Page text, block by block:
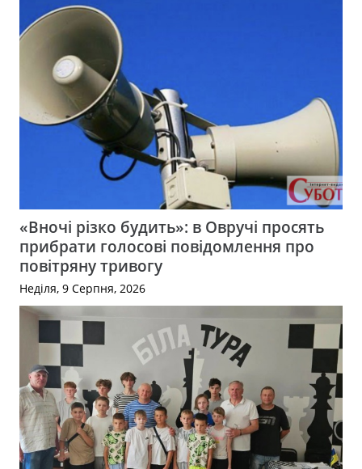
«Вночі різко будить»: в Овручі просять
прибрати голосові повідомлення про
повітряну тривогу
Неділя, 9 Серпня, 2026